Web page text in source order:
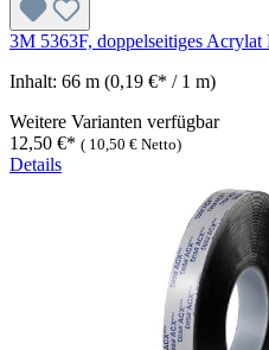
3M 5363F, doppelseitiges Acrylat
Inhalt: 66 m (0,19 €* / 1 m)
Weitere Varianten verfügbar
12,50 €* ( 10,50 € Netto)
Details